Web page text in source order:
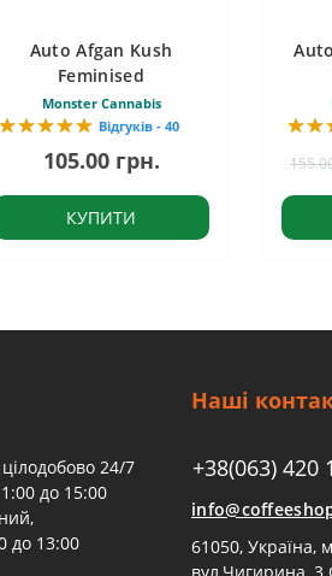
Auto Afgan Kush
Feminised
Monster Cannabis
Відгуків - 40
105.00 грн.
КУПИТИ
24/7
до 15:00
до 13:00
Наші
+38(063) 420
61050, Україна,